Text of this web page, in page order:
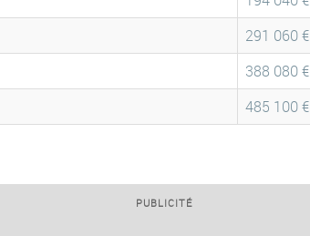
291 060 €
388 080 €
485 100 €
PUBLICITÉ